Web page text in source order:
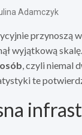
Adamczyk
przynoszą
wyjątkową
, czyli niemal
te